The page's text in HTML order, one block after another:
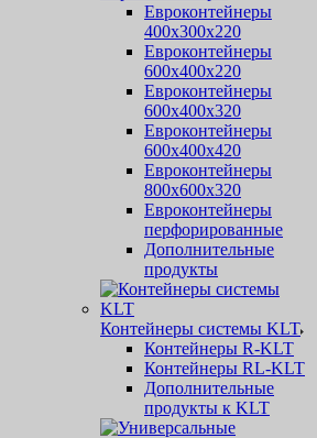
Евроконтейнеры
400х300х220
Евроконтейнеры
600х400х220
Евроконтейнеры
600х400х320
Евроконтейнеры
600х400х420
Евроконтейнеры
800х600х320
Евроконтейнеры
перфорированные
Дополнительные
продукты
Контейнеры системы KLT
Контейнеры R-KLT
Контейнеры RL-KLT
Дополнительные
продукты к KLT